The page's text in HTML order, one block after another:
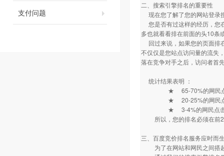
支付问题
二、搜索引擎排名的重要性
现在您了解了您的网站登
您是否有过这样的经历，您
多也就看看排在前面的头10条
回过来说，如果您的页面排
不仅仅是您站点访问量的流失
落在竞争对手之后，访问者首
统计结果表明 ：
★ 65-70%的网民点击
★ 20-25%的网民点击
★ 3-4%的网民点击量被
所以，您的排名必须在前
三、百度竞价排名服务应时而
为了在网站和网民之间搭